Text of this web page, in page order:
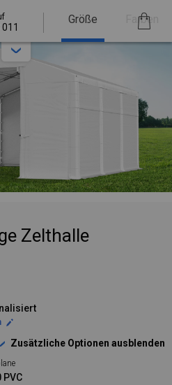
Größe Farben
Zelthalle
Zusätzliche Optionen ausblenden
PVC